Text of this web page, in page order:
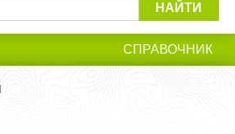
НАЙТИ
СПРАВОЧНИК